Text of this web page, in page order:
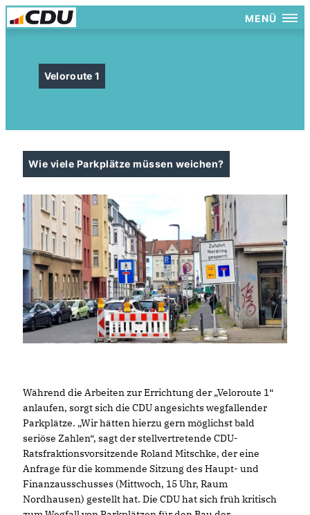
MENÜ
Veloroute 1
Wie viele Parkplätze müssen weichen?
Während die Arbeiten zur Errichtung der „Veloroute 1“
anlaufen, sorgt sich die CDU angesichts wegfallender
Parkplätze. „Wir hätten hierzu gern möglichst bald
seriöse Zahlen“, sagt der stellvertretende CDU-
Ratsfraktionsvorsitzende Roland Mitschke, der eine
Anfrage für die kommende Sitzung des Haupt- und
Finanzausschusses (Mittwoch, 15 Uhr, Raum
Nordhausen) gestellt hat. Die CDU hat sich früh kritisch